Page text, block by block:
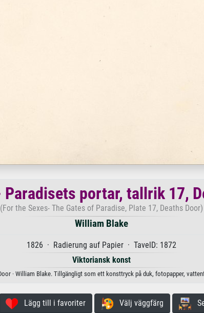
Paradisets portar, tallrik 17,
(For the Sexes- The Gates of Paradise, Plate 17, Deaths Door)
William Blake
1826 · Radierung auf Papier · TavelD: 1872
Viktoriansk konst
· William Blake. Tillgängligt som ett konsttryck på duk, fotopapper,
Lägg till i favoriter Välj väggfärg